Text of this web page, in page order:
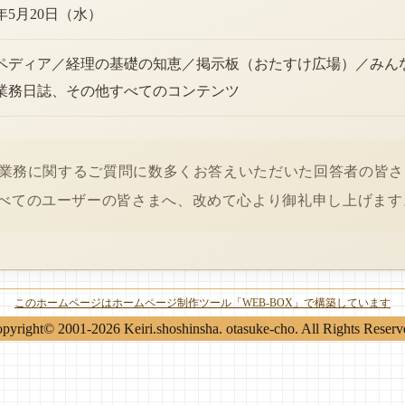
5月20日（水）
ディア／経理の基礎の知恵／掲示板（おたすけ広場）／みん
務日誌、その他すべてのコンテンツ
務に関するご質問に数多くお答えいただいた回答者の皆
てのユーザーの皆さまへ、改めて心より御礼申し上げま
このホームページはホームページ制作ツール「WEB-BOX」で構築しています
2001-2026 Keiri.shoshinsha. otasuke-cho. All Rights